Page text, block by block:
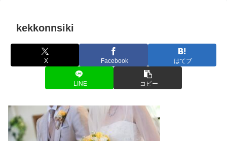
kekkonnsiki
X Facebook はてブ
LINE コピー